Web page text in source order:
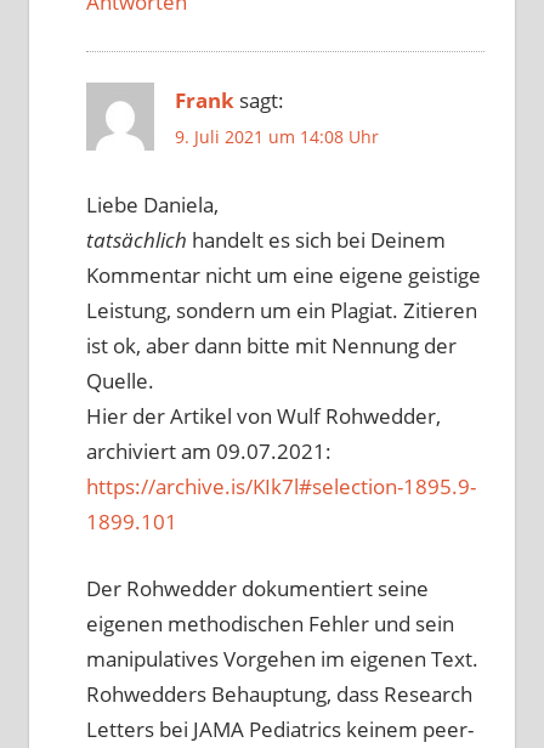
Frank sagt:
9. Juli 2021 um 14:08 Uhr
Liebe Daniela,
tatsächlich handelt es sich bei Deinem
Kommentar nicht um eine eigene geistige
Leistung, sondern um ein Plagiat. Zitieren
ist ok, aber dann bitte mit Nennung der
Quelle.
Hier der Artikel von Wulf Rohwedder,
archiviert am 09.07.2021:
https://archive.is/KIk7l#selection-1895.9-
1899.101
Der Rohwedder dokumentiert seine
eigenen methodischen Fehler und sein
manipulatives Vorgehen im eigenen Text.
Rohwedders Behauptung, dass Research
Letters bei JAMA Pediatrics keinem peer-